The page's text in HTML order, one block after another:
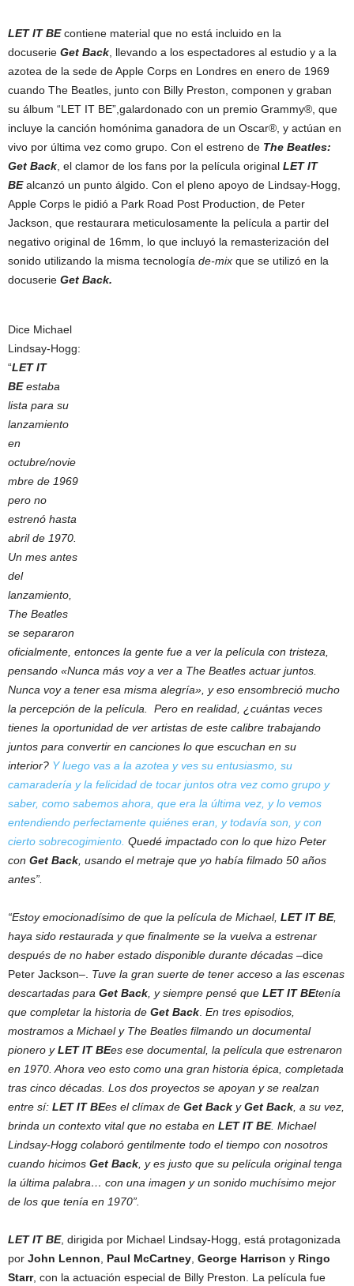
LET IT BEcontiene material que no está incluido en la
docuserie Get Back , llevando a los espectadores al estudio y a la
azotea de la sede de Apple Corps en Londres en enero de 1969
cuando The Beatles, junto con Billy Preston, componen y graban
su álbum “LET IT BE”,galardonado con un premio Grammy®, que
incluye la canción homónima ganadora de un Oscar®, y actúan en
vivo por última vez como grupo. Con el estreno de The Beatles:
Get Back , el clamor de los fans por la película original LET IT
BEalcanzó un punto álgido. Con el pleno apoyo de Lindsay-Hogg,
Apple Corps le pidió a Park Road Post Production, de Peter
Jackson, que restaurara meticulosamente la película a partir del
negativo original de 16mm, lo que incluyó la remasterización del
sonido utilizando la misma tecnología de-mix que se utilizó en la
docuserie Get Back.
Dice Michael
Lindsay-Hogg:
“LET IT
BEestaba
lista para su
lanzamiento
en
octubre/novie
mbre de 1969
pero no
estrenó hasta
abril de 1970.
Un mes antes
del
lanzamiento,
The Beatles
se separaron
oficialmente, entonces la gente fue a ver la película con tristeza,
pensando «Nunca más voy a ver a The Beatles actuar juntos.
Nunca voy a tener esa misma alegría», y eso ensombreció mucho
la percepción de la película. Pero en realidad, ¿cuántas veces
tienes la oportunidad de ver artistas de este calibre trabajando
juntos para convertir en canciones lo que escuchan en su
interior? Y luego vas a la azotea y ves su entusiasmo, su
camaradería y la felicidad de tocar juntos otra vez como grupo y
saber, como sabemos ahora, que era la última vez, y lo vemos
entendiendo perfectamente quiénes eran, y todavía son, y con
cierto sobrecogimiento. Quedé impactado con lo que hizo Peter
con Get Back , usando el metraje que yo había filmado 50 años
antes”.
“Estoy emocionadísimo de que la película de Michael, LET IT BE,
haya sido restaurada y que finalmente se la vuelva a estrenar
después de no haber estado disponible durante décadas –dice
Peter Jackson–. Tuve la gran suerte de tener acceso a las escenas
descartadas para Get Back , y siempre pensé que LET IT BEtenía
que completar la historia de Get Back En tres episodios,
mostramos a Michael y The Beatles filmando un documental
pionero yLET IT BEes ese documental, la película que estrenaron
en 1970. Ahora veo esto como una gran historia épica, completada
tras cinco décadas. Los dos proyectos se apoyan y se realzan
entre sí: LET IT BEes el clímax de Get Back yGet Back , a su vez,
brinda un contexto vital que no estaba en LET IT BE. Michael
Lindsay-Hogg colaboró gentilmente todo el tiempo con nosotros
cuando hicimos Get Back , y es justo que su película original tenga
la última palabra… con una imagen y un sonido muchísimo mejor
de los que tenía en 1970”.
LET IT BE, dirigida por Michael Lindsay-Hogg, está protagonizada
por John Lennon Paul McCartney George Harrison y Ringo
Starr, con la actuación especial de Billy Preston. La película fue